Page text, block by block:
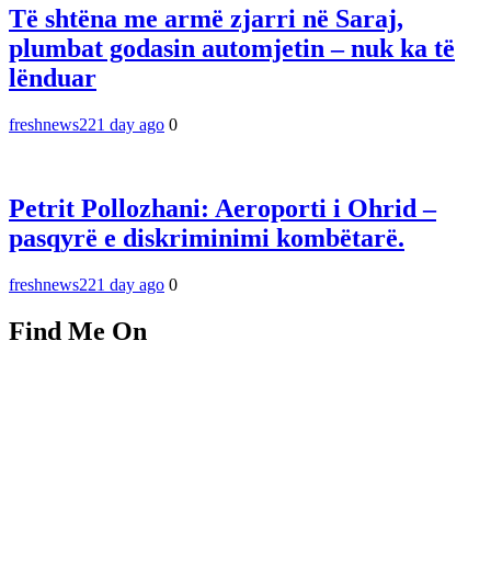
Të shtëna me armë zjarri në Saraj,
plumbat godasin automjetin – nuk ka të
lënduar
freshnews221 day ago 0
Petrit Pollozhani: Aeroporti i Ohrid –
pasqyrë e diskriminimi kombëtarë.
freshnews221 day ago 0
Find Me On